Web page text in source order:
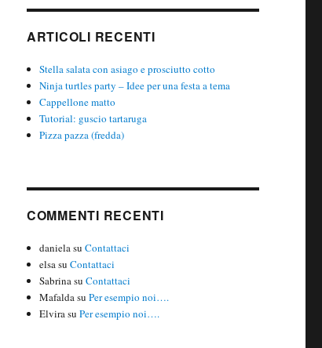
ARTICOLI RECENTI
Stella salata con asiago e prosciutto cotto
Ninja turtles party – Idee per una festa a tema
Cappellone matto
Tutorial: guscio tartaruga
Pizza pazza (fredda)
COMMENTI RECENTI
danielasuContattaci
elsasuContattaci
SabrinasuContattaci
MafaldasuPer esempio noi….
ElvirasuPer esempio noi….